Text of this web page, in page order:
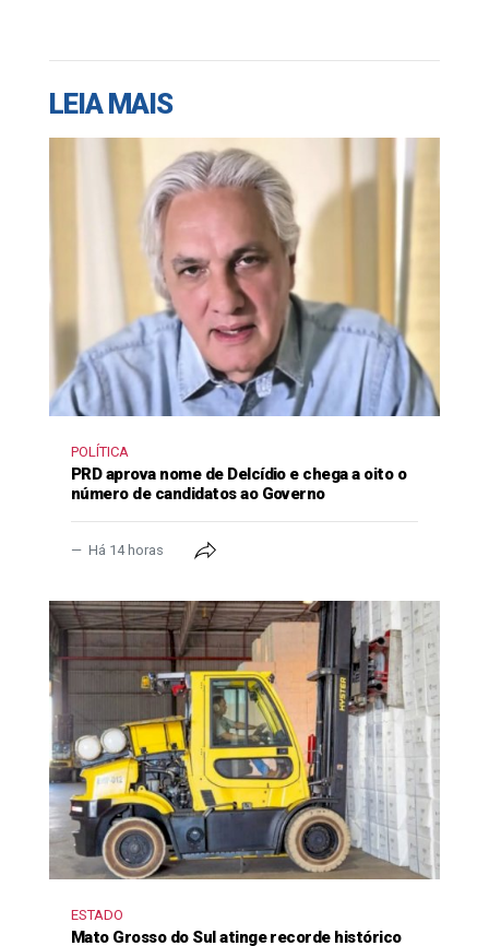
LEIA MAIS
POLÍTICA
PRD aprova nome de Delcídio e chega a oito o
número de candidatos ao Governo
Há 14 horas
ESTADO
Mato Grosso do Sul atinge recorde histórico